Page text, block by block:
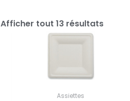
Afficher tout 13 résultats
Assiettes